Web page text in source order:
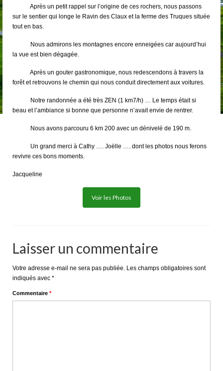
Après un petit rappel sur l’origine de ces rochers, nous passons
sur le sentier qui longe le Ravin des Claux et la ferme des Truques située
tout en bas.
Nous admirons les montagnes encore enneigées car aujourd’hui
la vue est bien dégagée.
Après un gouter gastronomique, nous redescendons à travers la
forêt et retrouvons le chemin qui nous conduit directement aux voitures.
Notre randonnée a été très ZEN (1 km7/h) … Le temps était si
beau et l’ambiance si bonne que personne n’avait envie de rentrer.
Nous avons parcouru 6 km 200 avec un dénivelé de 190 m.
Un grand merci à Cathy …. Joëlle …. dont les photos nous ferons
revivre ces bons moments.
Jacqueline
Voir les Photos
Laisser un commentaire
Votre adresse e-mail ne sera pas publiée. Les champs obligatoires sont
indiqués avec *
Commentaire *